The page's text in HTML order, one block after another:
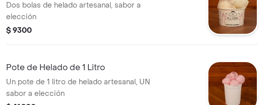
Dos bolas de helado artesanal, sabor a
elección
$ 9300
Pote de Helado de 1 Litro
Un pote de 1 litro de helado artesanal, UN
sabor a elección